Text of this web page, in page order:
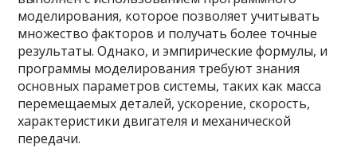
моделирования, которое позволяет учитывать
множество факторов и получать более точные
результаты. Однако, и эмпирические формулы, и
программы моделирования требуют знания
основных параметров системы, таких как масса
перемещаемых деталей, ускорение, скорость,
характеристики двигателя и механической
передачи.